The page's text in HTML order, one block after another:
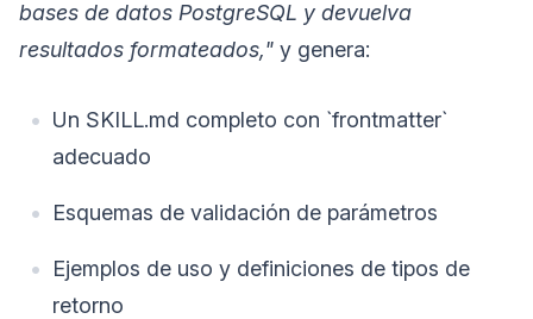
bases de datos PostgreSQL y devuelva
resultados formateados," y genera:
Un SKILL.md completo con `frontmatter`
adecuado
Esquemas de validación de parámetros
Ejemplos de uso y definiciones de tipos de
retorno